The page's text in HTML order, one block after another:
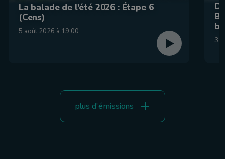
La balade de l'été 2026 : Étape 6
(Cens)
5 août 2026 à 19:00
31
plus d'émissions